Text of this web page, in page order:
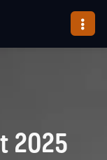
2025